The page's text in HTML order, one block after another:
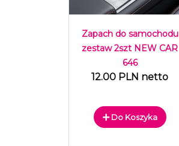
Zapach do samochodu
zestaw 2szt NEW CAR
646
12.00 PLN netto
Do Koszyka